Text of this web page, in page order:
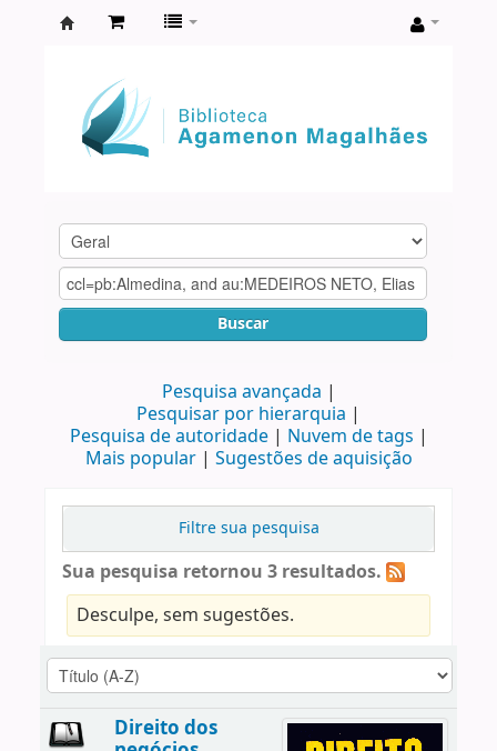
Agamenon
Magalhães
Buscar
Pesquisa avançada
Pesquisar por hierarquia
Pesquisa de autoridade
Nuvem de tags
Mais popular
Sugestões de aquisição
Filtre sua pesquisa
Sua pesquisa retornou 3 resultados.
Desculpe, sem sugestões.
Direito dos